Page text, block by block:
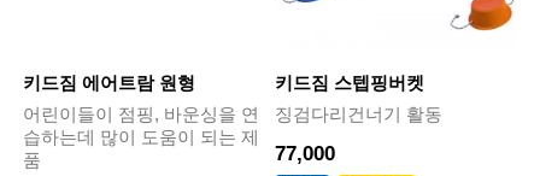
키드짐 에어트람 원형
어린이들이 점핑, 바운싱을 연
습하는데 많이 도움이 되는 제
품
키드짐 스텝핑버켓
징검다리건너기 활동
77,000